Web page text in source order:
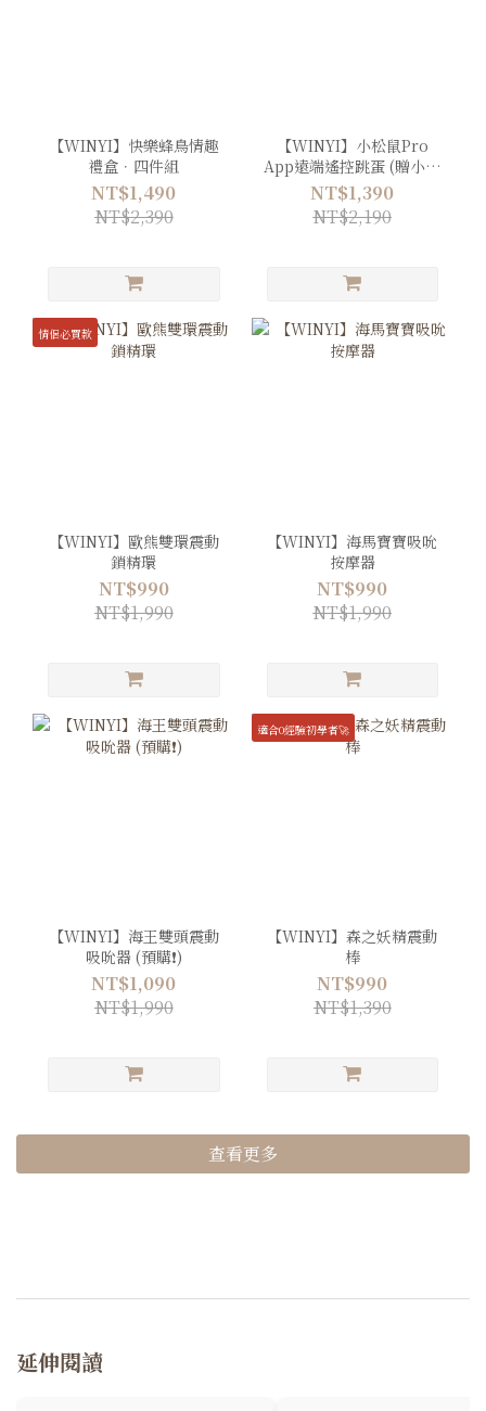
【WINYI】快樂蜂鳥情趣
禮盒．四件組
NT$1,490
NT$2,390
【WINYI】小松鼠Pro
App遠端遙控跳蛋 (贈小松
鼠Pro戀愛御守)
NT$1,390
NT$2,190
情侶必買款
【WINYI】歐熊雙環震動
鎖精環
NT$990
NT$1,990
【WINYI】海馬寶寶吸吮
按摩器
NT$990
NT$1,990
【WINYI】海王雙頭震動
吸吮器 (預購❗️)
NT$1,090
NT$1,990
適合0經驗初學者🚀
【WINYI】森之妖精震動
棒
NT$990
NT$1,390
查看更多
延伸閱讀